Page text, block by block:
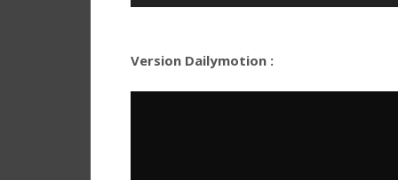
Version Dailymotion :